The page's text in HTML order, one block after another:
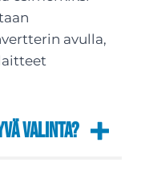
avulla,
valinta?